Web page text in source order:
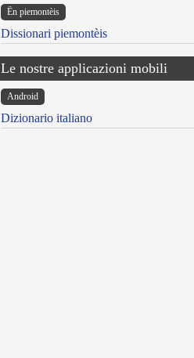
Ën piemontèis
Dissionari piemontèis
Le nostre applicazioni mobili
Android
Dizionario italiano